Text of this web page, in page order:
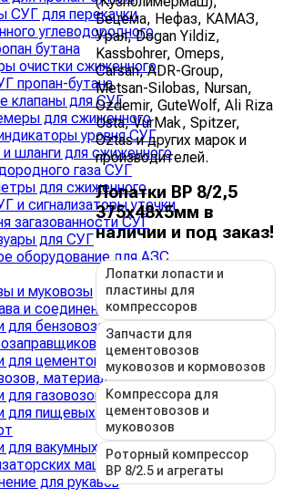
СУГ для перекачки
углеводородного
бутана
очистки сжиженного
пропан-бутана
клапаны для СУГ
для сжиженного
уровня СУГ
и шланги для сжиженного
газа СУГ
для сжиженного
и сигнализаторы утечки
загазованности СУГ
для СУГ
оборудование для АЗС
и муковозы
и соединения›
для бензовозов и
для цементовозов,
материаловозов
для газовозов
для пищевых жидкостей
для вакумных и
машин
для рукавов
Бецема, Нефаз, КАМАЗ,
Урал, Dogan Yildiz,
Kassbohrer, Omeps,
Carsan, ADR-Group,
Metsan-Silobas, Nursan,
Ozdemir, GuteWolf, Ali Riza
Usta, VurMak, Spitzer,
Oztas и других марок и
производителей.
Лопатки ВР 8/2,5
375х48х5мм в
наличии и под заказ!
Лопатки лопасти и
пластины для
компрессоров
Запчасти для
цементовозов
муковозов и кормовозов
Компрессора для
цементовозов и
муковозов
Роторный компрессор
ВР 8/2.5 и агрегаты